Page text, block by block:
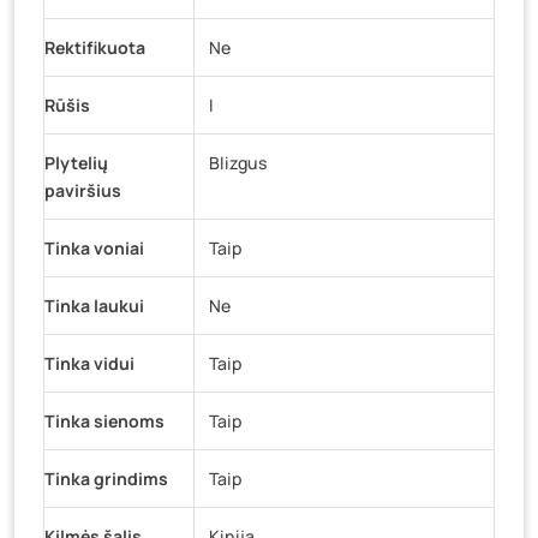
Rektifikuota Ne
Rūšis I
Plytelių
paviršius
Blizgus
Tinka voniai Taip
Tinka laukui Ne
Tinka vidui Taip
Tinka sienoms Taip
Tinka grindims Taip